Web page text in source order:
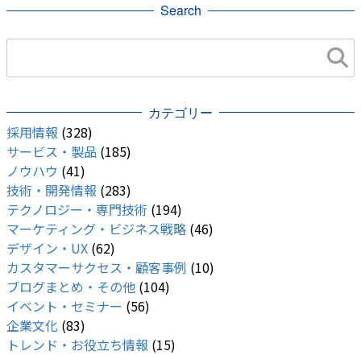
Search
カテゴリー
採用情報 (328)
サービス・製品 (185)
ノウハウ (41)
技術・開発情報 (283)
テクノロジー・専門技術 (194)
マーケティング・ビジネス戦略 (46)
デザイン・UX (62)
カスタマーサクセス・顧客事例 (10)
ブログまとめ・その他 (104)
イベント・セミナー (56)
企業文化 (83)
トレンド・お役立ち情報 (15)